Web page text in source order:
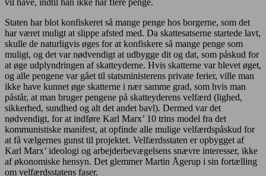
vil have, indtil han ikke har flere penge.
Staten har blot konfiskeret så mange penge hos borgerne, som det
har været muligt at slippe afsted med. Da skattesatserne startede lavt,
skulle de naturligvis øges for at konfiskere så mange penge som
muligt, og det var nødvendigt at udbygge dit og dat, som påskud for
at øge udplyndringen af skatteyderne. Hvis skatterne var blevet øget,
og alle pengene var gået til statsministerens private ferier, ville man
ikke have kunnet øge skatterne i nær samme grad, som hvis man
påstår, at man bruger pengene på skatteyderens velfærd (lighed,
sikkerhed, sundhed og alt det andet bavl). Dermed var det
nødvendigt, for at indføre Karl Marx’ 10 trins model fra det
kommunistiske manifest, at opfinde alle mulige velfærdspåskud for
at få vælgernes gunst til projektet. Velfærdsstaten er opbygget af
Karl Marx’ ideologi og arbejderbevægelsens snævre interesser, ikke
af økonomiske hensyn. Det glemmer Martin Ågerup i sin fortælling
om velfærdsstatens faser.